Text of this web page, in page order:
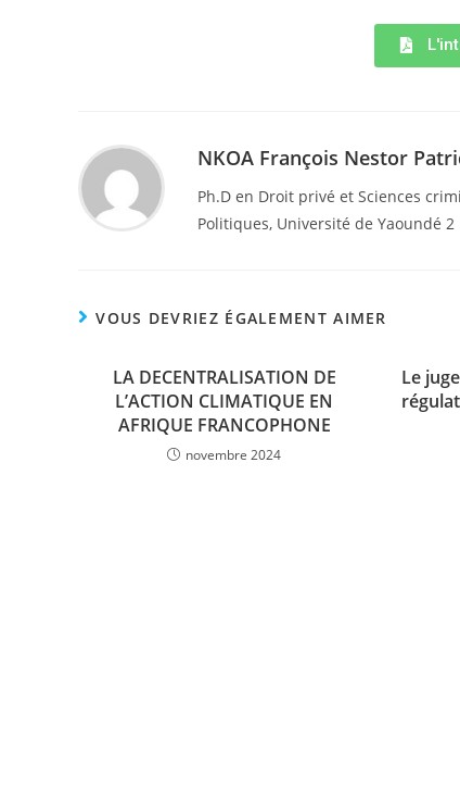
NKOA François Nestor
Ph.D en Droit privé et Sciences
Politiques, Université de Yaoundé 2
VOUS DEVRIEZ ÉGALEMENT AIMER
LA DECENTRALISATION DE
L’ACTION CLIMATIQUE EN
AFRIQUE FRANCOPHONE
novembre 2024
Le